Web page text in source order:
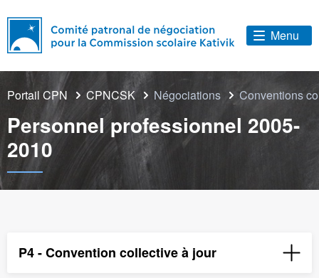
Menu
Portail CPN CPNCSK Négociations Conventions
Personnel professionnel 2005-
2010
P4 - Convention collective à jour